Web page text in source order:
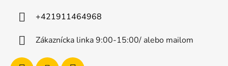
+421911464968
Zákaznícka linka 9:00-15:00/ alebo mailom